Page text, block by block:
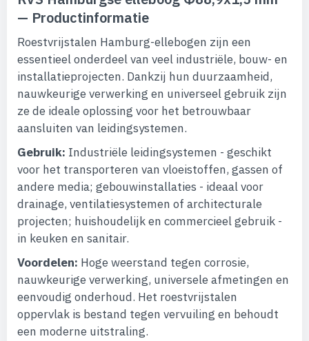
— Productinformatie
Roestvrijstalen Hamburg-ellebogen zijn een
essentieel onderdeel van veel industriële, bouw- en
installatieprojecten. Dankzij hun duurzaamheid,
nauwkeurige verwerking en universeel gebruik zijn
ze de ideale oplossing voor het betrouwbaar
aansluiten van leidingsystemen.
Gebruik: Industriële leidingsystemen - geschikt
voor het transporteren van vloeistoffen, gassen of
andere media; gebouwinstallaties - ideaal voor
drainage, ventilatiesystemen of architecturale
projecten; huishoudelijk en commercieel gebruik -
in keuken en sanitair.
Voordelen: Hoge weerstand tegen corrosie,
nauwkeurige verwerking, universele afmetingen en
eenvoudig onderhoud. Het roestvrijstalen
oppervlak is bestand tegen vervuiling en behoudt
een moderne uitstraling.